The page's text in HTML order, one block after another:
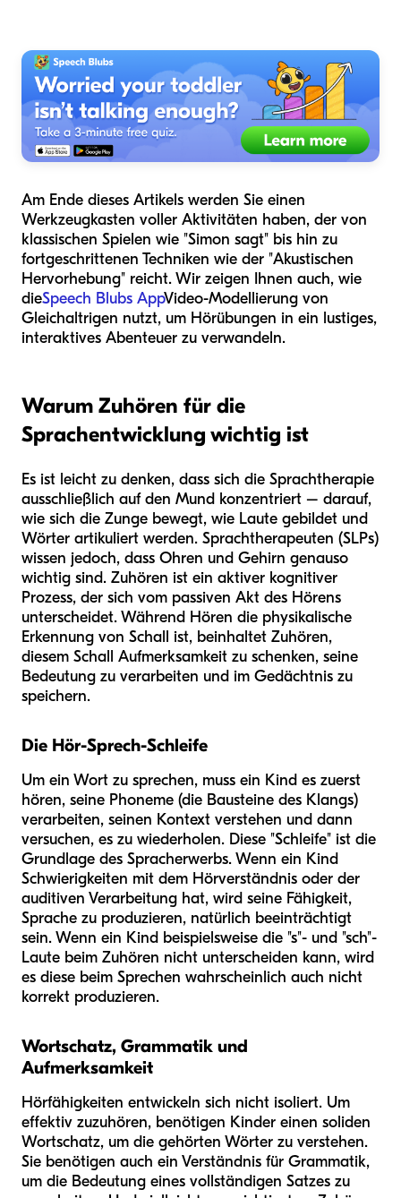
Am Ende dieses Artikels werden Sie einen
Werkzeugkasten voller Aktivitäten haben, der von
klassischen Spielen wie "Simon sagt" bis hin zu
fortgeschrittenen Techniken wie der "Akustischen
Hervorhebung" reicht. Wir zeigen Ihnen auch, wie
dieSpeech Blubs AppVideo-Modellierung von
Gleichaltrigen nutzt, um Hörübungen in ein lustiges,
interaktives Abenteuer zu verwandeln.
Warum Zuhören für die
Sprachentwicklung wichtig ist
Es ist leicht zu denken, dass sich die Sprachtherapie
ausschließlich auf den Mund konzentriert – darauf,
wie sich die Zunge bewegt, wie Laute gebildet und
Wörter artikuliert werden. Sprachtherapeuten (SLPs)
wissen jedoch, dass Ohren und Gehirn genauso
wichtig sind. Zuhören ist ein aktiver kognitiver
Prozess, der sich vom passiven Akt des Hörens
unterscheidet. Während Hören die physikalische
Erkennung von Schall ist, beinhaltet Zuhören,
diesem Schall Aufmerksamkeit zu schenken, seine
Bedeutung zu verarbeiten und im Gedächtnis zu
speichern.
Die Hör-Sprech-Schleife
Um ein Wort zu sprechen, muss ein Kind es zuerst
hören, seine Phoneme (die Bausteine des Klangs)
verarbeiten, seinen Kontext verstehen und dann
versuchen, es zu wiederholen. Diese "Schleife" ist die
Grundlage des Spracherwerbs. Wenn ein Kind
Schwierigkeiten mit dem Hörverständnis oder der
auditiven Verarbeitung hat, wird seine Fähigkeit,
Sprache zu produzieren, natürlich beeinträchtigt
sein. Wenn ein Kind beispielsweise die "s"- und "sch"-
Laute beim Zuhören nicht unterscheiden kann, wird
es diese beim Sprechen wahrscheinlich auch nicht
korrekt produzieren.
Wortschatz, Grammatik und
Aufmerksamkeit
Hörfähigkeiten entwickeln sich nicht isoliert. Um
effektiv zuzuhören, benötigen Kinder einen soliden
Wortschatz, um die gehörten Wörter zu verstehen.
Sie benötigen auch ein Verständnis für Grammatik,
um die Bedeutung eines vollständigen Satzes zu